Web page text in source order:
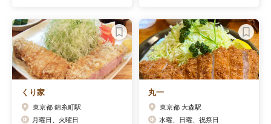
くり家
東京都 錦糸町駅
月曜日、火曜日
丸一
東京都 大森駅
水曜、日曜、祝祭日